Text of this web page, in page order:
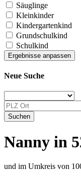
Säuglinge
Kleinkinder
Kindergartenkind
Grundschulkind
Schulkind
Neue Suche
Nanny in
und im Umkreis von